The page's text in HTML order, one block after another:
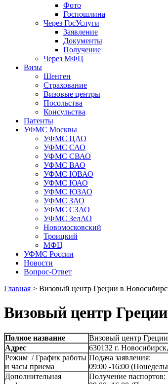
Фото
Госпошлина
Через ГосУслуги
Заявление
Документы
Получение
Через МФЦ
Визы
Шенген
Страхование
Визовые центры
Посольства
Консульства
Патенты
УФМС Москвы
УФМС ЦАО
УФМС САО
УФМС СВАО
УФМС ВАО
УФМС ЮВАО
УФМС ЮАО
УФМС ЮЗАО
УФМС ЗАО
УФМС СЗАО
УФМС ЗелАО
Новомосковский
Троицкий
МФЦ
УФМС России
Новости
Вопрос-Ответ
Главная > Визовый центр Греции в
Визовый центр
Полное название
Визовый центр Греции
Адрес
630132 г.
Режим / График работы
и часы приема
Подача заявления:
09:00 -16:00
Дополнительная
Получение паспортов: